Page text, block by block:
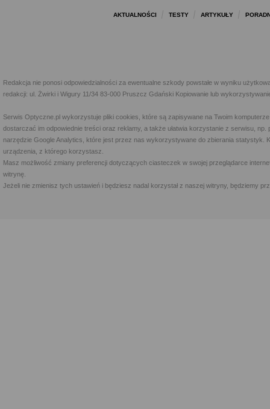
AKTUALNOŚCI TESTY ARTYKUŁY
Redakcja nie ponosi odpowiedzialności za ewentualne szkody powstałe w wyniku
redakcji: ul. Żwirki i Wigury 11/34 83-000 Pruszcz Gdański Kopiowanie lub
Serwis Optyczne.pl wykorzystuje pliki cookies, które są zapisywane na Twoim
dostarczać im odpowiednie treści oraz reklamy, a także ułatwia korzystanie z serwisu,
narzędzie Google Analytics, które jest przez nas wykorzystywane do zbierania statystyk.
urządzenia, z którego korzystasz.
Masz możliwość zmiany preferencji dotyczących ciasteczek w swojej przeglądarce
witrynę.
Jeżeli nie zmienisz tych ustawień i będziesz nadal korzystał z naszej witryny, będziemy